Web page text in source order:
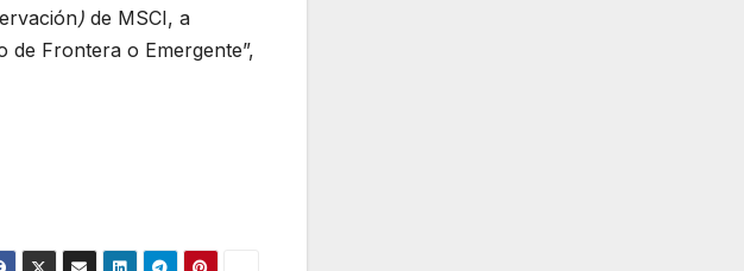
) de MSCI, a
Frontera o Emergente”,